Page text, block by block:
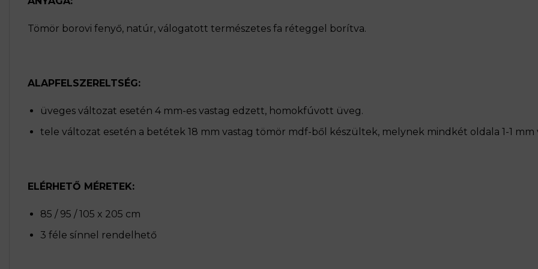
Tömör borovi fenyő, natúr, válogatott természetes fa réteggel borítva.
ALAPFELSZERELTSÉG:
üveges változat esetén 4 mm-es vastag edzett, homokfúvott üveg.
tele változat esetén a betétek 18 mm vastag tömör mdf-ből készültek, melynek mindkét oldala 1-1
ELÉRHETŐ MÉRETEK:
85 / 95 / 105 x 205 cm
3 féle sínnel rendelhető